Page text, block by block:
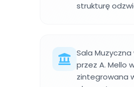
strukturę
Sala
przez A. Mello
zintegrowana